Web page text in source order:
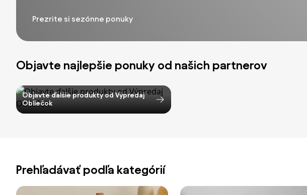
Prezrite si sezónne ponuky
Objavte najlepšie ponuky od našich partnerov
Objavte ďalšie produkty od Výpredaj
Obliečok
Prehľadávať podľa kategórií